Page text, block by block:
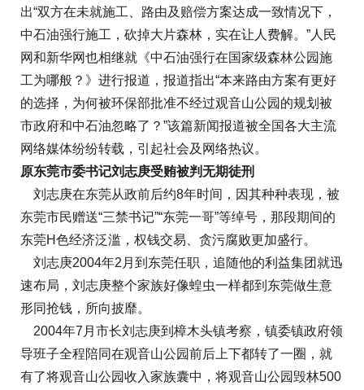
出“双方在未就施工、路由及赔偿方案达成一致情况下，
中石油强行施工，砍掉大片森林，实在让人费解。”人民
网和新华网也相继就《中石油强行在国家级森林公园施
工为哪般？》进行报道，报道指出“本来路由方案有更好
的选择，为何被环保部批准不经过观音山公园的规划被
市政府和中石油忽略了？”该篇新闻报道被全国各大主流
网络媒体纷纷转载，引起社会及网络热议。
原东莞市委书记刘志庚受贿被判无期徒刑
刘志庚在东莞从政前后约8年时间，因其种种表现，被
东莞市民赠送“三禁书记”“东莞一哥”等绰号，那段期间的
东莞H色经济泛滥，权钱交易、贪污腐败更加盛行。
刘志庚2004年2月到东莞任职，追随他的利益集团就迅
速布局，刘志庚整个家族好像蝗虫一样都到东莞做生意
形同抢钱，所向披靡。
2004年7月市长刘志庚到樟木头镇考察，镇委镇政府领
导班子全程陪同在观音山公园前后上下都转了一圈，就
有了将观音山公园收入家族囊中，将观音山公园毁林500